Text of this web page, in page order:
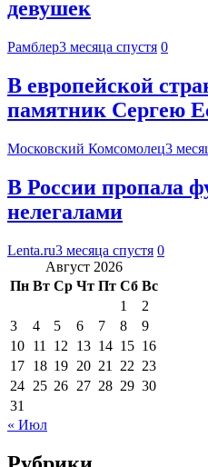
девушек
Рамблер3 месяца спустя 0
В европейской
памятник Сергею
Московский Комсомолец3
В России пропала
нелегалами
Lenta.ru3 месяца спустя 0
Август 2026
Пн Вт Ср Чт Пт Сб Вс
1
2
3
4 5 6 7 8
9
10 11 12 13 14 15 16
17 18 19 20 21 22 23
24 25 26 27 28 29 30
31
« Июл